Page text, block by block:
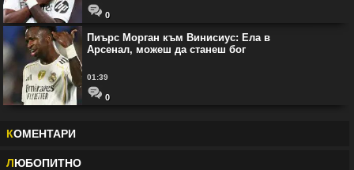
0
Пиърс Морган към Винисиус: Ела в
Арсенал, можеш да станеш бог
01:39
0
КОМЕНТАРИ
ЛЮБОПИТНО